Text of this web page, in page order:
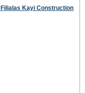
Kayi Construction